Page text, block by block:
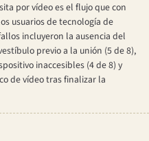
por vídeo es el flujo que con
usuarios de tecnología de
incluyeron la ausencia del
previo a la unión (5 de 8),
inaccesibles (4 de 8) y
de vídeo tras finalizar la